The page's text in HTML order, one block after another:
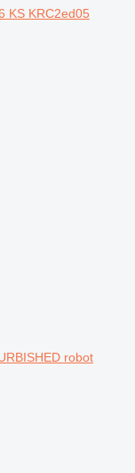
KS KRC2ed05
robot